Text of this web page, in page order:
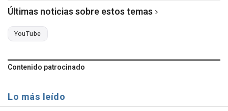
Últimas noticias sobre estos temas
YouTube
Contenido patrocinado
Lo más leído